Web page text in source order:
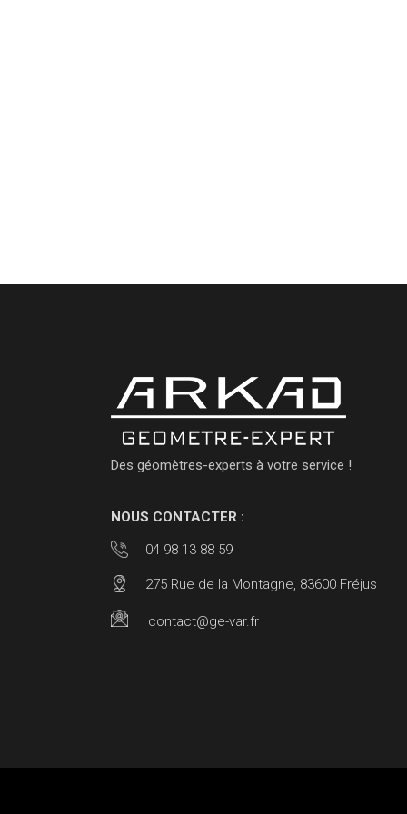
Des géomètres-experts à votre service !
NOUS CONTACTER :
04 98 13 88 59
275 Rue de la Montagne, 83600 Fréjus
contact@ge-var.fr